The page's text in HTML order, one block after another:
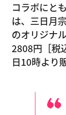
コラボにと
は、三日月
のオリジナ
2808円［税
日10時より